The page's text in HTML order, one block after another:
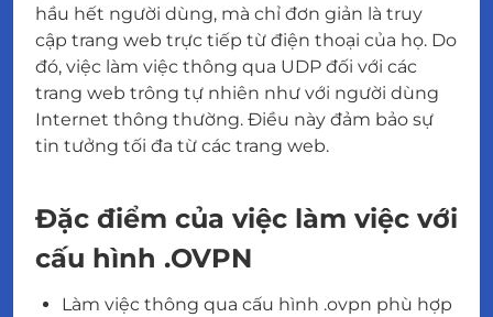
hầu hết người dùng, mà chỉ đơn giản là truy
cập trang web trực tiếp từ điện thoại của họ. Do
đó, việc làm việc thông qua UDP đối với các
trang web trông tự nhiên như với người dùng
Internet thông thường. Điều này đảm bảo sự
tin tưởng tối đa từ các trang web.
Đặc điểm của việc làm việc với
cấu hình .OVPN
Làm việc thông qua cấu hình .ovpn phù hợp